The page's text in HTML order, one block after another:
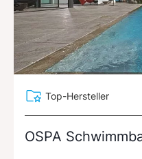
Top-Hersteller
OSPA